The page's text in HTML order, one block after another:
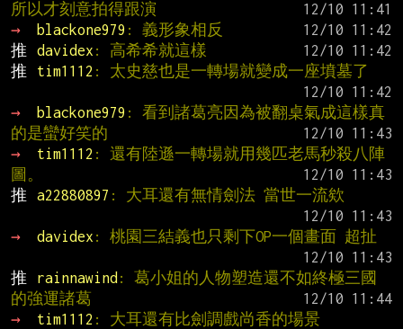
所以才刻意拍得跟演
→
blackone979 : 義形象相反
推
davidex : 高希希就這樣
推
tim1112 : 太史慈也是一轉場就變成一座墳墓了
→
blackone979 : 看到諸葛亮因為被翻桌氣成這樣真
的是蠻好笑的
→
tim1112 : 還有陸遜一轉場就用幾匹老馬秒殺八陣
圖。
推
a22880897 : 大耳還有無情劍法 當世一流欸
→
davidex : 桃園三結義也只剩下OP一個畫面 超扯
推
rainnawind : 葛小姐的人物塑造還不如終極三國
的強運諸葛
→
tim1112 : 大耳還有比劍調戲尚香的場景